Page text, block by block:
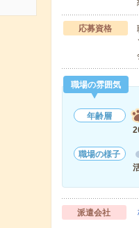
応募資格
職場の雰囲気
年齢層
職場の様子
派遣会社